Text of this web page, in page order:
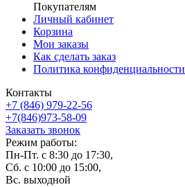
Покупателям
Личный кабинет
Корзина
Мои заказы
Как сделать заказ
Политика конфиденциальности
Контакты
+7 (846) 979-22-56
+7(846)973-58-09
Заказать звонок
Режим работы:
Пн-Пт. с 8:30 до 17:30,
Сб. с 10:00 до 15:00,
Вс. выходной